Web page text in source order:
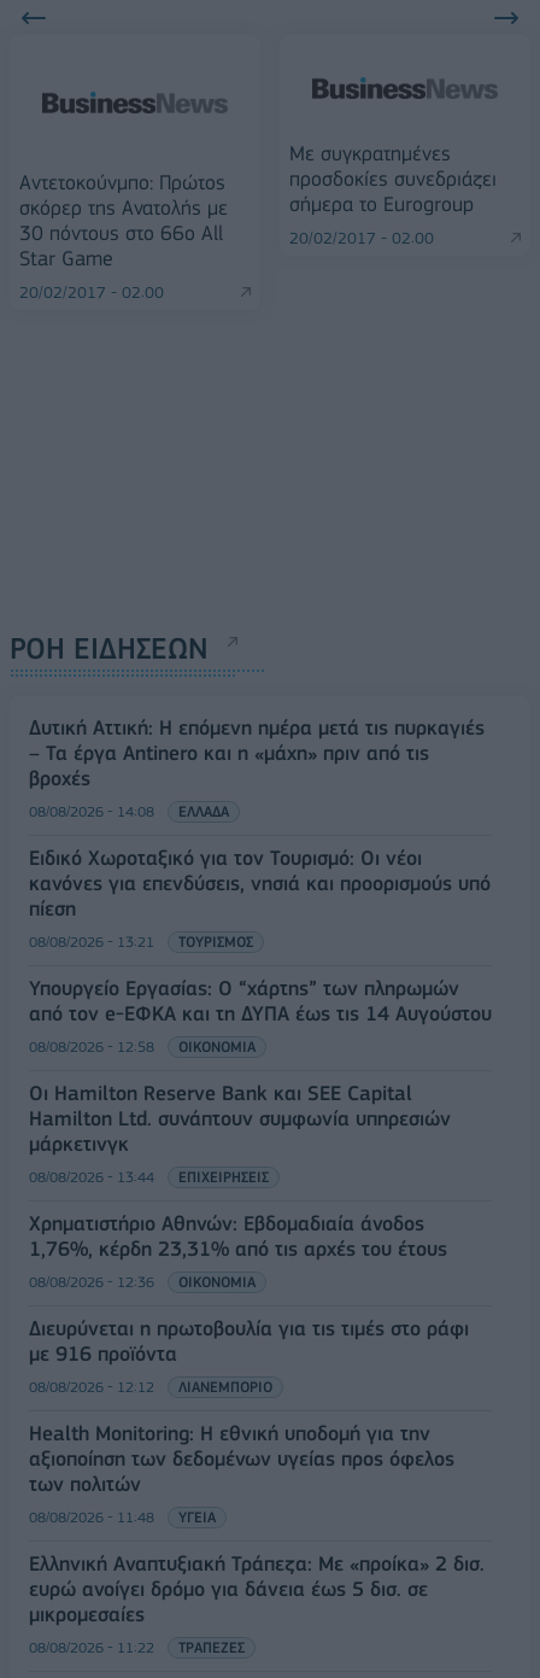
Αντετοκούνμπο: Πρώτος
σκόρερ της Ανατολής με
30 πόντους στο 66ο All
Star Game
20/02/2017 - 02:00
Με συγκρατημένες
προσδοκίες συνεδριάζει
σήμερα το Eurogroup
20/02/2017 - 02:00
ΡΟΗ ΕΙΔΗΣΕΩΝ
Δυτική Αττική: Η επόμενη ημέρα μετά τις πυρκαγιές
– Τα έργα Antinero και η «μάχη» πριν από τις
βροχές
08/08/2026 - 14:08 ΕΛΛΑΔΑ
Ειδικό Χωροταξικό για τον Τουρισμό: Οι νέοι
κανόνες για επενδύσεις, νησιά και προορισμούς υπό
πίεση
08/08/2026 - 13:21 ΤΟΥΡΙΣΜΟΣ
Υπουργείο Εργασίας: Ο “χάρτης” των πληρωμών
από τον e-ΕΦΚΑ και τη ΔΥΠΑ έως τις 14 Αυγούστου
08/08/2026 - 12:58 ΟΙΚΟΝΟΜΙΑ
Οι Hamilton Reserve Bank και SEE Capital
Hamilton Ltd. συνάπτουν συμφωνία υπηρεσιών
μάρκετινγκ
08/08/2026 - 13:44 ΕΠΙΧΕΙΡΗΣΕΙΣ
Χρηματιστήριο Αθηνών: Εβδομαδιαία άνοδος
1,76%, κέρδη 23,31% από τις αρχές του έτους
08/08/2026 - 12:36 ΟΙΚΟΝΟΜΙΑ
Διευρύνεται η πρωτοβουλία για τις τιμές στο ράφι
με 916 προϊόντα
08/08/2026 - 12:12 ΛΙΑΝΕΜΠΟΡΙΟ
Health Monitoring: Η εθνική υποδομή για την
αξιοποίηση των δεδομένων υγείας προς όφελος
των πολιτών
08/08/2026 - 11:48 ΥΓΕΙΑ
Ελληνική Αναπτυξιακή Τράπεζα: Με «προίκα» 2 δισ.
ευρώ ανοίγει δρόμο για δάνεια έως 5 δισ. σε
μικρομεσαίες
08/08/2026 - 11:22 ΤΡΑΠΕΖΕΣ